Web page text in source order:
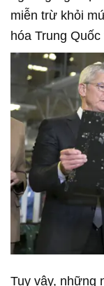
miễn trừ khỏi
hóa Trung
Tuy vậy, những